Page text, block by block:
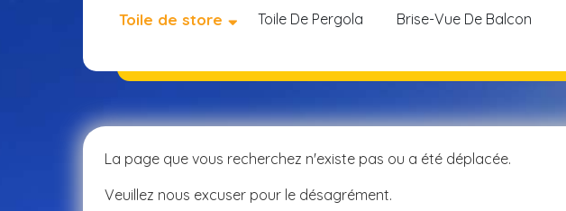
Toile de store Toile De Pergola Brise-Vue De Balcon
La page que vous recherchez n'existe pas ou a été déplacée.
Veuillez nous excuser pour le désagrément.